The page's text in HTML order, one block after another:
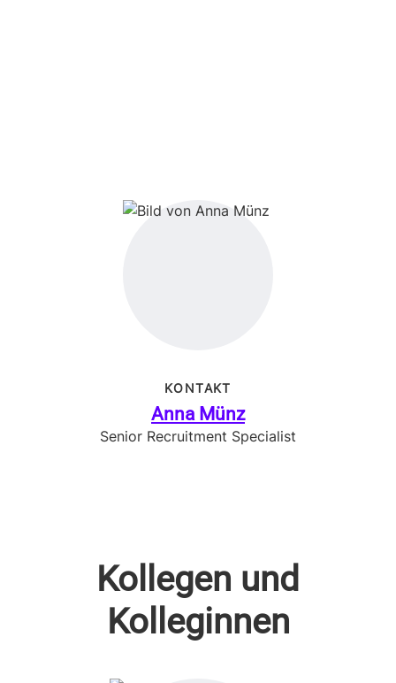
KONTAKT
Anna Münz
Senior Recruitment Specialist
Kollegen und
Kolleginnen